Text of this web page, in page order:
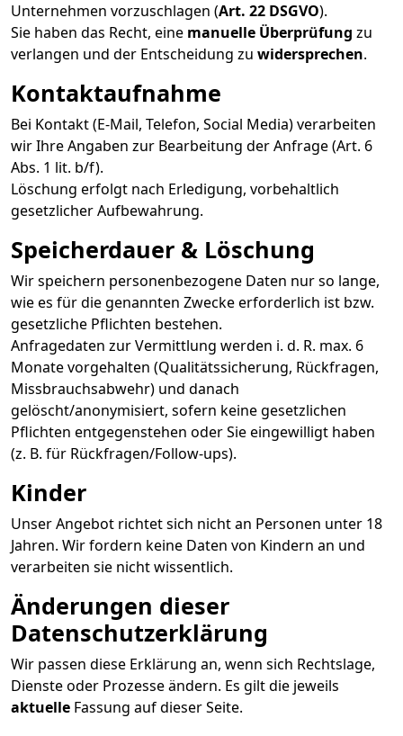
Unternehmen vorzuschlagen (Art. 22 DSGVO).
Sie haben das Recht, eine manuelle Überprüfung zu
verlangen und der Entscheidung zu widersprechen.
Kontaktaufnahme
Bei Kontakt (E-Mail, Telefon, Social Media) verarbeiten
wir Ihre Angaben zur Bearbeitung der Anfrage (Art. 6
Abs. 1 lit. b/f).
Löschung erfolgt nach Erledigung, vorbehaltlich
gesetzlicher Aufbewahrung.
Speicherdauer & Löschung
Wir speichern personenbezogene Daten nur so lange,
wie es für die genannten Zwecke erforderlich ist bzw.
gesetzliche Pflichten bestehen.
Anfragedaten zur Vermittlung werden i. d. R. max. 6
Monate vorgehalten (Qualitätssicherung, Rückfragen,
Missbrauchsabwehr) und danach
gelöscht/anonymisiert, sofern keine gesetzlichen
Pflichten entgegenstehen oder Sie eingewilligt haben
(z. B. für Rückfragen/Follow-ups).
Kinder
Unser Angebot richtet sich nicht an Personen unter 18
Jahren. Wir fordern keine Daten von Kindern an und
verarbeiten sie nicht wissentlich.
Änderungen dieser
Datenschutzerklärung
Wir passen diese Erklärung an, wenn sich Rechtslage,
Dienste oder Prozesse ändern. Es gilt die jeweils
aktuelle Fassung auf dieser Seite.